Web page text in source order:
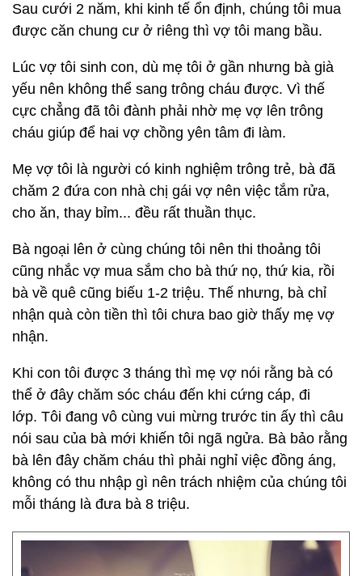
Sau cưới 2 năm, khi kinh tế ổn định, chúng tôi mua
được căn chung cư ở riêng thì vợ tôi mang bầu.
Lúc vợ tôi sinh con, dù mẹ tôi ở gần nhưng bà già
yếu nên không thể sang trông cháu được. Vì thế
cực chẳng đã tôi đành phải nhờ mẹ vợ lên trông
cháu giúp để hai vợ chồng yên tâm đi làm.
Mẹ vợ tôi là người có kinh nghiệm trông trẻ, bà đã
chăm 2 đứa con nhà chị gái vợ nên việc tắm rửa,
cho ăn, thay bỉm... đều rất thuần thục.
Bà ngoại lên ở cùng chúng tôi nên thi thoảng tôi
cũng nhắc vợ mua sắm cho bà thứ nọ, thứ kia, rồi
bà về quê cũng biếu 1-2 triệu. Thế nhưng, bà chỉ
nhận quà còn tiền thì tôi chưa bao giờ thấy mẹ vợ
nhận.
Khi con tôi được 3 tháng thì mẹ vợ nói rằng bà có
thể ở đây chăm sóc cháu đến khi cứng cáp, đi
lớp. Tôi đang vô cùng vui mừng trước tin ấy thì câu
nói sau của bà mới khiến tôi ngã ngửa. Bà bảo rằng
bà lên đây chăm cháu thì phải nghỉ việc đồng áng,
không có thu nhập gì nên trách nhiệm của chúng tôi
mỗi tháng là đưa bà 8 triệu.